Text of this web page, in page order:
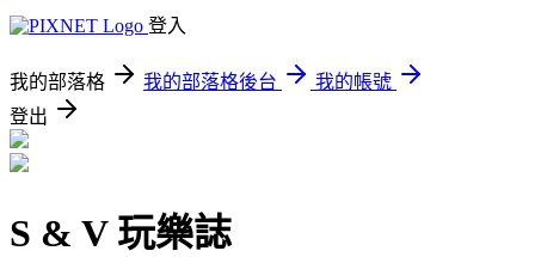
登入
我的部落格 我的部落格後台
我的帳號
登出
S & V 玩樂誌